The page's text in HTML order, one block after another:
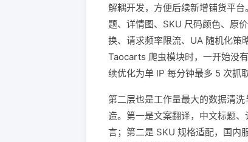
解耦开发，方便后续新增铺货平
题、详情图、SKU 尺码颜色、原
换、请求频率限流、UA 随机化策
Taocarts 爬虫模块时，一开始没
续优化为单 IP 每分钟最多 5 次抓
第二层也是工作量最大的数据清
造。第一是文案翻译，中文标题
言；第二是 SKU 规格适配，国内